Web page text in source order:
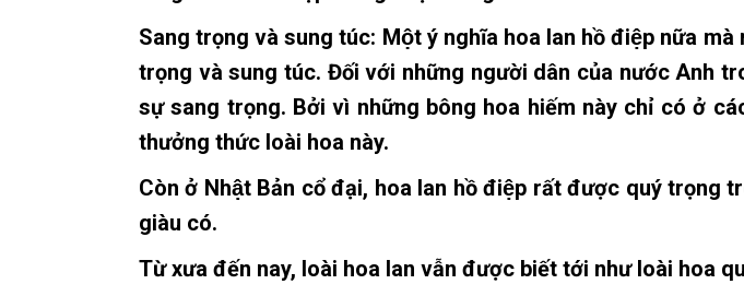
Sang trọng và sung túc: Một ý nghĩa hoa lan hồ điệp nữa
trọng và sung túc. Đối với những người dân của nước Anh
sự sang trọng. Bởi vì những bông hoa hiếm này chỉ có ở
thưởng thức loài hoa này.
Còn ở Nhật Bản cổ đại, hoa lan hồ điệp rất được quý trọng
giàu có.
Từ xưa đến nay, loài hoa lan vẫn được biết tới như loài hoa